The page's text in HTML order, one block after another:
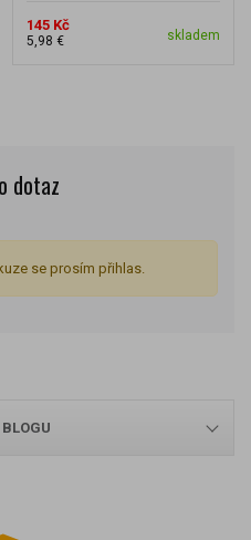
145 Kč
5,98 € skladem
dotaz
se prosím přihlas.